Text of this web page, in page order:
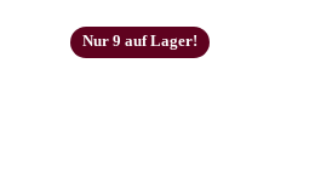
Nur 9 auf Lager!